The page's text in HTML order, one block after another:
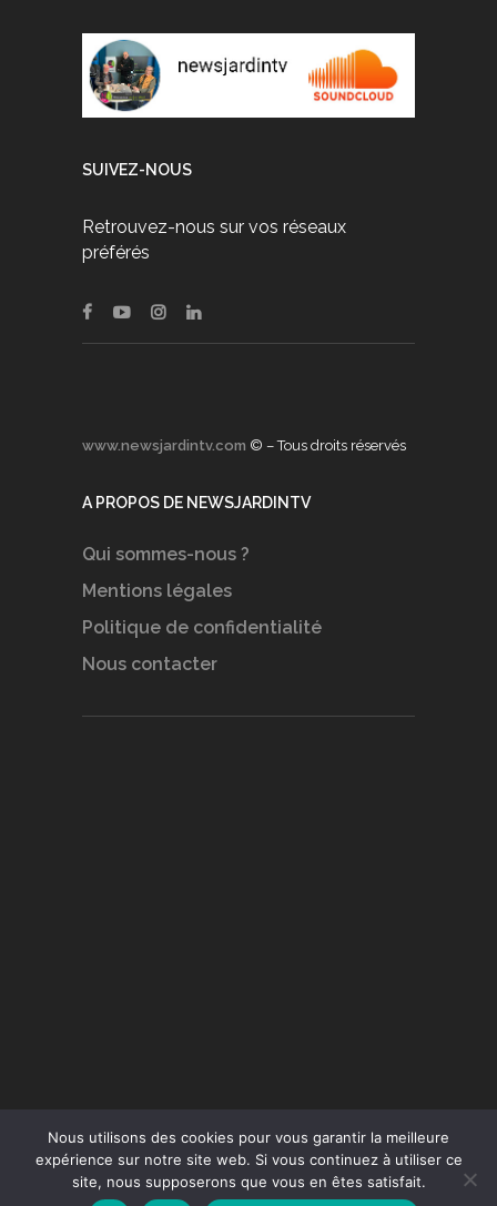
SUIVEZ-NOUS
Retrouvez-nous sur vos réseaux
préférés
www.newsjardintv.com © – Tous droits réservés
A PROPOS DE NEWSJARDINTV
Qui sommes-nous ?
Mentions légales
Politique de confidentialité
Nous contacter
Nous utilisons des cookies pour vous garantir la meilleure
expérience sur notre site web. Si vous continuez à utiliser ce
site, nous supposerons que vous en êtes satisfait.